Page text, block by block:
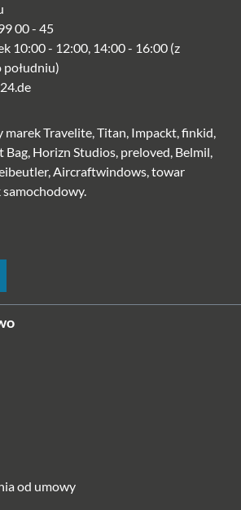
00 - 45
10:00 - 12:00, 14:00 - 16:00 (z
marek Travelite, Titan, Impackt, finkid,
Bag, Horizn Studios, preloved, Belmil,
Aircraftwindows, towar
samochodowy.
od umowy